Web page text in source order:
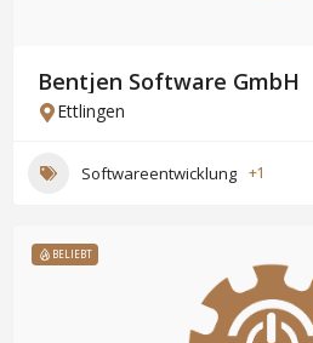
Bentjen Software GmbH
Ettlingen
Softwareentwicklung +1
BELIEBT